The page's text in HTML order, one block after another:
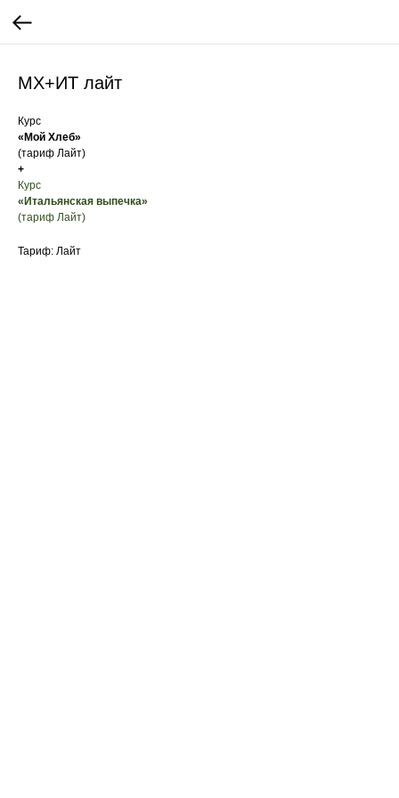
МХ+ИТ лайт
Курс
«Мой Хлеб»
(тариф Лайт)
+
Курс
«Итальянская выпечка»
(тариф Лайт)
Тариф: Лайт